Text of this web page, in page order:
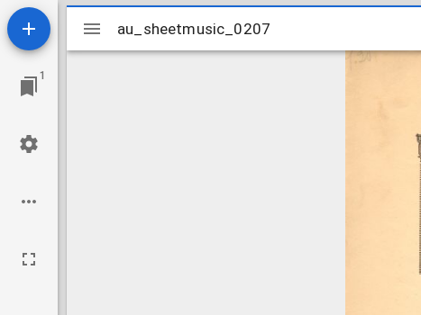
1
Mirador
viewer
au_sheetmusic_0207
au_sheetmusic_0207